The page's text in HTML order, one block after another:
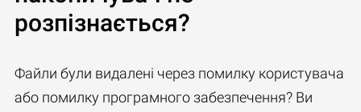
розпізнається?
Файли були видалені через помилку користувача
або помилку програмного забезпечення? Ви